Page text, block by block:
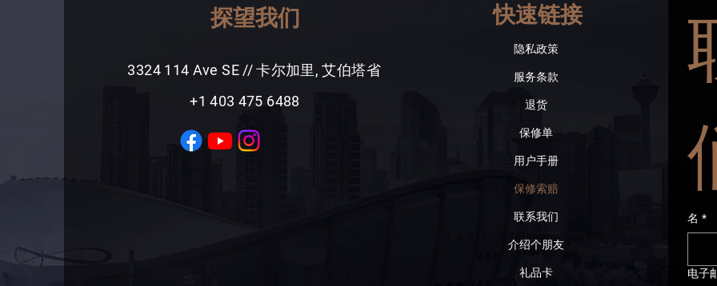
探望我们
3324 114 Ave SE // 卡尔加里, 艾伯塔省
+1 403 475 6488
快速链接
隐私政策
服务条款
退货
保修单
用户手册
保修索赔
联系我们
介绍个朋友
礼品卡
名 *
电子